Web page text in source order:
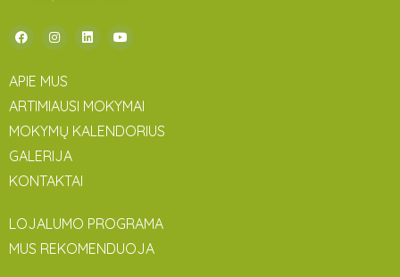
APIE MUS
ARTIMIAUSI MOKYMAI
MOKYMŲ KALENDORIUS
GALERIJA
KONTAKTAI
LOJALUMO PROGRAMA
MUS REKOMENDUOJA